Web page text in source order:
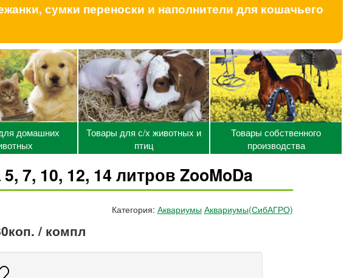
сумки переноски и наполнители для кошачьего
домашних
Товары для с/х животных и
птиц
Товары собственного
производства
7, 10, 12, 14 литров ZooMoDa
Категория: Аквариумы Аквариумы(СибАГРО)
/ компл